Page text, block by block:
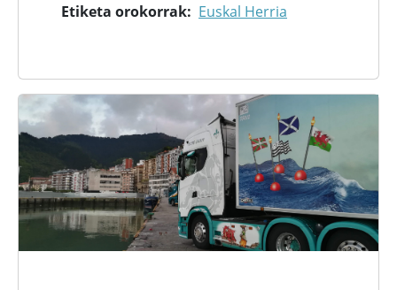
Etiketa orokorrak Euskal Herria